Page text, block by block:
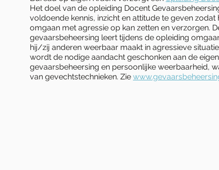
Het doel van de opleiding Docent
voldoende kennis, inzicht en attitude te geven
omgaan met agressie op kan zetten en verzorgen.
gevaarsbeheersing leert tijdens de opleiding
hij/zij anderen weerbaar maakt in agressieve
wordt de nodige aandacht geschonken aan de
gevaarsbeheersing en persoonlijke weerbaarheid,
van gevechtstechnieken. Zie